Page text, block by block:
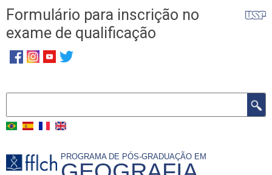
Pular
conteúdo
Formulário para inscrição no
exame de qualificação
PROGRAMA DE PÓS-GRADUAÇÃO EM